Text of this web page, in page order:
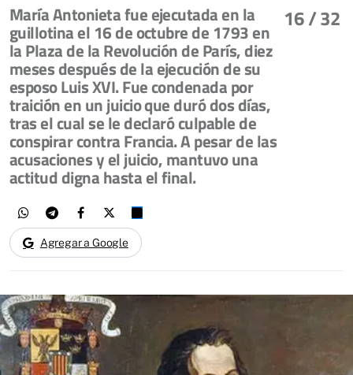
16/ 32
María Antonieta fue ejecutada en la
guillotina el 16 de octubre de 1793 en
la Plaza de la Revolución de París, diez
meses después de la ejecución de su
esposo Luis XVI. Fue condenada por
traición en un juicio que duró dos días,
tras el cual se le declaró culpable de
conspirar contra Francia. A pesar de las
acusaciones y el juicio, mantuvo una
actitud digna hasta el final.
Agregar a Google